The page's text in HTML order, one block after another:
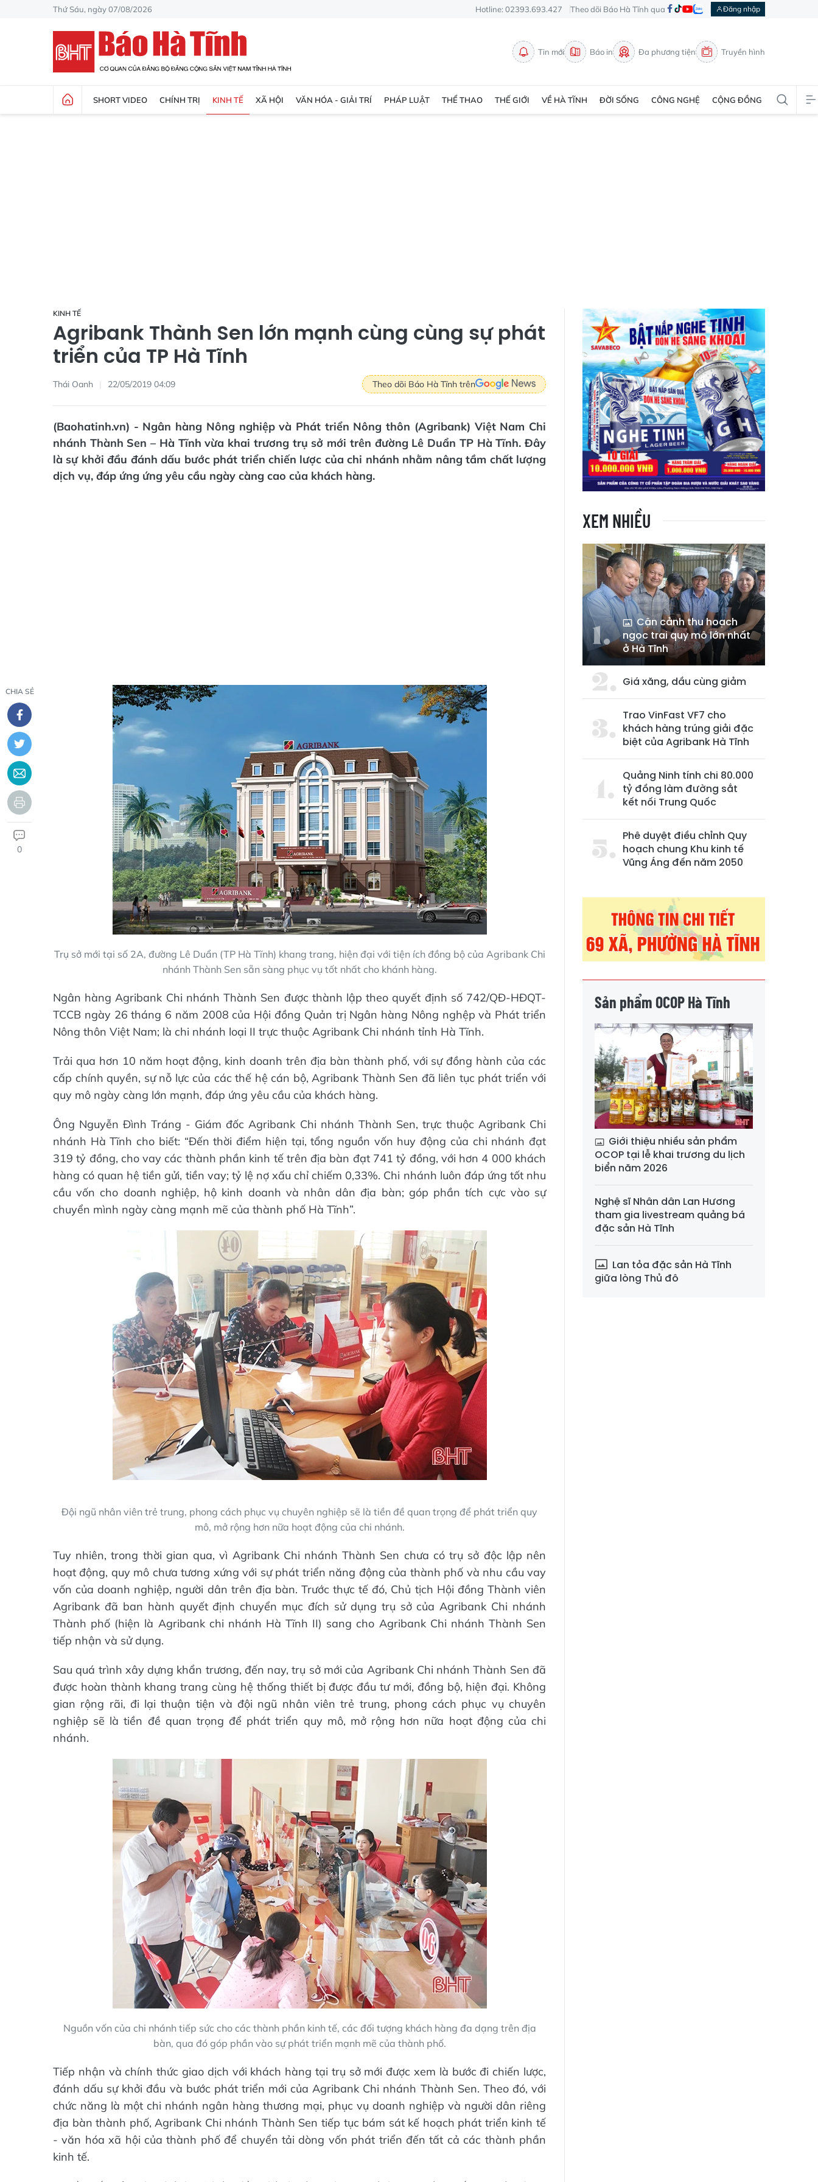
Thứ Sáu, ngày 07/08/2026 Hotline: 02393.693.427 Theo dõi Báo Hà Tĩnh qua Đăng nhập
Tin mới Báo in Đa phương tiện Truyền hình
SHORT VIDEO CHÍNH TRỊ KINH TẾ XÃ HỘI VĂN HÓA - GIẢI TRÍ PHÁP LUẬT THỂ THAO THẾ GIỚI VỀ HÀ TĨNH ĐỜI SỐNG CÔNG NGHỆ CỘNG ĐỒNG
KINH TẾ
Agribank Thành Sen lớn mạnh cùng cùng sự phát
triển của TP Hà Tĩnh
Thái Oanh 22/05/2019 04:09 Theo dõi Báo Hà Tĩnh trên
(Baohatinh.vn) - Ngân hàng Nông nghiệp và Phát triển Nông thôn (Agribank) Việt Nam Chi
nhánh Thành Sen – Hà Tĩnh vừa khai trương trụ sở mới trên đường Lê Duẩn TP Hà Tĩnh. Đây
là sự khởi đầu đánh dấu bước phát triển chiến lược của chi nhánh nhằm nâng tầm chất lượng
dịch vụ, đáp ứng ứng yêu cầu ngày càng cao của khách hàng.
CHIA SẺ
0
Trụ sở mới tại số 2A, đường Lê Duẩn (TP Hà Tĩnh) khang trang, hiện đại với tiện ích đồng bộ của Agribank Chi
nhánh Thành Sen sẵn sàng phục vụ tốt nhất cho khánh hàng.
Ngân hàng Agribank Chi nhánh Thành Sen được thành lập theo quyết định số 742/QĐ-HĐQT-
TCCB ngày 26 tháng 6 năm 2008 của Hội đồng Quản trị Ngân hàng Nông nghệp và Phát triển
Nông thôn Việt Nam; là chi nhánh loại II trực thuộc Agribank Chi nhánh tỉnh Hà Tĩnh.
Trải qua hơn 10 năm hoạt động, kinh doanh trên địa bàn thành phố, với sự đồng hành của các
cấp chính quyền, sự nỗ lực của các thế hệ cán bộ, Agribank Thành Sen đã liên tục phát triển với
quy mô ngày càng lớn mạnh, đáp ứng yêu cầu của khách hàng.
Ông Nguyễn Đình Tráng - Giám đốc Agribank Chi nhánh Thành Sen, trực thuộc Agribank Chi
nhánh Hà Tĩnh cho biết: “Đến thời điểm hiện tại, tổng nguồn vốn huy động của chi nhánh đạt
319 tỷ đồng, cho vay các thành phần kinh tế trên địa bàn đạt 741 tỷ đồng, với hơn 4 000 khách
hàng có quan hệ tiền gửi, tiền vay; tỷ lệ nợ xấu chỉ chiếm 0,33%. Chi nhánh luôn đáp ứng tốt nhu
cầu vốn cho doanh nghiệp, hộ kinh doanh và nhân dân địa bàn; góp phần tích cực vào sự
chuyển mình ngày càng mạnh mẽ của thành phố Hà Tĩnh”.
Đội ngũ nhân viên trẻ trung, phong cách phục vụ chuyên nghiệp sẽ là tiền đề quan trọng để phát triển quy
mô, mở rộng hơn nữa hoạt động của chi nhánh.
Tuy nhiên, trong thời gian qua, vì Agribank Chi nhánh Thành Sen chưa có trụ sở độc lập nên
hoạt động, quy mô chưa tương xứng với sự phát triển năng động của thành phố và nhu cầu vay
vốn của doanh nghiệp, người dân trên địa bàn. Trước thực tế đó, Chủ tịch Hội đồng Thành viên
Agribank đã ban hành quyết định chuyển mục đích sử dụng trụ sở của Agribank Chi nhánh
Thành phố (hiện là Agribank chi nhánh Hà Tĩnh II) sang cho Agribank Chi nhánh Thành Sen
tiếp nhận và sử dụng.
Sau quá trình xây dựng khẩn trương, đến nay, trụ sở mới của Agribank Chi nhánh Thành Sen đã
được hoàn thành khang trang cùng hệ thống thiết bị được đầu tư mới, đồng bộ, hiện đại. Không
gian rộng rãi, đi lại thuận tiện và đội ngũ nhân viên trẻ trung, phong cách phục vụ chuyên
nghiệp sẽ là tiền đề quan trọng để phát triển quy mô, mở rộng hơn nữa hoạt động của chi
nhánh.
Nguồn vốn của chi nhánh tiếp sức cho các thành phần kinh tế, các đối tượng khách hàng đa dạng trên địa
bàn, qua đó góp phần vào sự phát triển mạnh mẽ của thành phố.
Tiếp nhận và chính thức giao dịch với khách hàng tại trụ sở mới được xem là bước đi chiến lược,
đánh dấu sự khởi đầu và bước phát triển mới của Agribank Chi nhánh Thành Sen. Theo đó, với
chức năng là một chi nhánh ngân hàng thương mại, phục vụ doanh nghiệp và người dân riêng
địa bàn thành phố, Agribank Chi nhánh Thành Sen tiếp tục bám sát kế hoạch phát triển kinh tế
- văn hóa xã hội của thành phố để chuyển tải dòng vốn phát triển đến tất cả các thành phần
kinh tế.
XEM NHIỀU
Cận cảnh thu hoạch
ngọc trai quy mô lớn nhất
ở Hà Tĩnh
Giá xăng, dầu cùng giảm
Trao VinFast VF7 cho
khách hàng trúng giải đặc
biệt của Agribank Hà Tĩnh
Quảng Ninh tính chi 80.000
tỷ đồng làm đường sắt
kết nối Trung Quốc
Phê duyệt điều chỉnh Quy
hoạch chung Khu kinh tế
Vũng Áng đến năm 2050
Sản phẩm OCOP Hà Tĩnh
Giới thiệu nhiều sản phẩm
OCOP tại lễ khai trương du lịch
biển năm 2026
Nghệ sĩ Nhân dân Lan Hương
tham gia livestream quảng bá
đặc sản Hà Tĩnh
Lan tỏa đặc sản Hà Tĩnh
giữa lòng Thủ đô